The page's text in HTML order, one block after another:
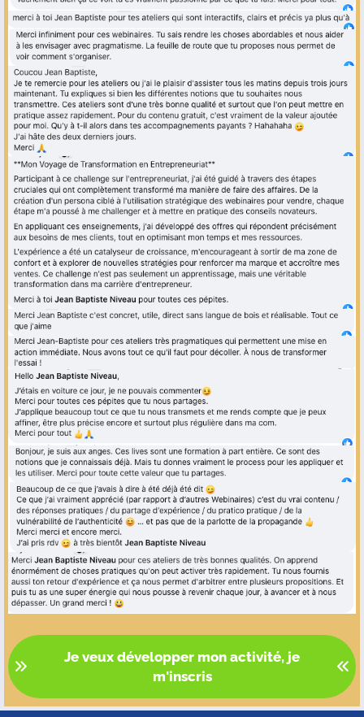
Je veux développer mon activité, je
m'inscris